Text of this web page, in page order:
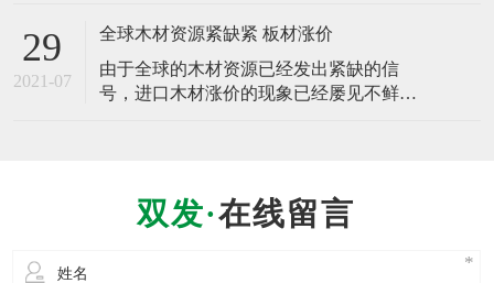
岸）；Ejen（喀麦隆）；Kokrodua、
Bahala、Mohole（扎伊尔、荷兰）；Ayi
29
2021-07
全球木材资源紧缺紧 板材涨价
由于全球的木材资源已经发出紧缺的信
号，进口木材涨价的现象已经屡见不鲜，
的板材供求情况看，明年板材或因世界木
在线留言